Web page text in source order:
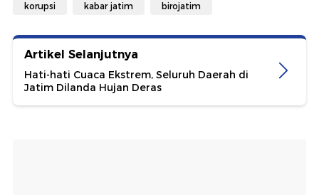
korupsi kabar jatim birojatim
Artikel Selanjutnya
Hati-hati Cuaca Ekstrem, Seluruh Daerah di
Jatim Dilanda Hujan Deras